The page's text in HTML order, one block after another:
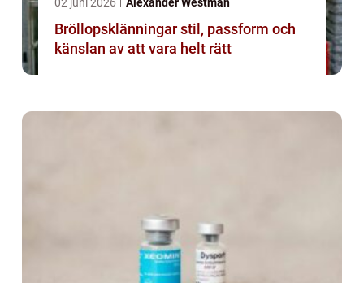
Bröllopsklänningar stil, passform och
känslan av att vara helt rätt